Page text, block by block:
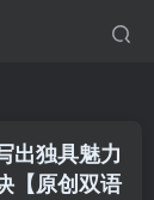
出独具魅力
【原创双语